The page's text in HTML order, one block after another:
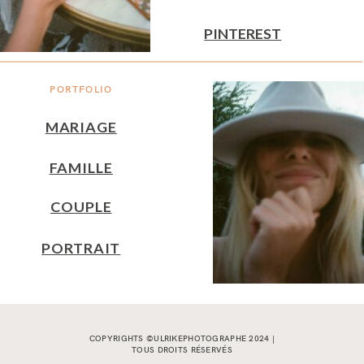
PORTFOLIO
MARIAGE
FAMILLE
PINTEREST
COUPLE
PORTRAIT
COPYRIGHTS ©ULRIKEPHOTOGRAPHE 2024 |
TOUS DROITS RÉSERVÉS